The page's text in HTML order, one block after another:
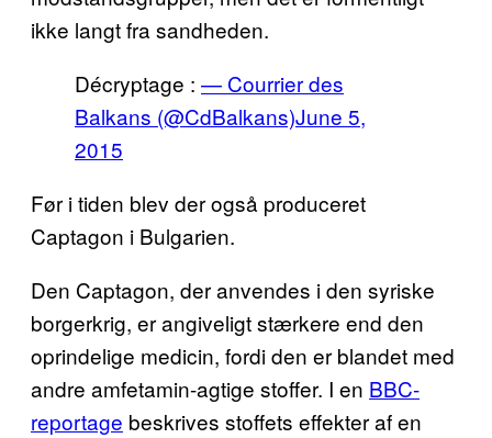
ikke langt fra sandheden.
Décryptage : — Courrier des
Balkans (@CdBalkans)June 5,
2015
Før i tiden blev der også produceret
Captagon i Bulgarien.
Den Captagon, der anvendes i den syriske
borgerkrig, er angiveligt stærkere end den
oprindelige medicin, fordi den er blandet med
andre amfetamin-agtige stoffer. I en BBC-
reportage beskrives stoffets effekter af en